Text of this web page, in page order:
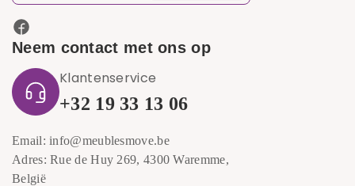
Neem contact met ons op
Klantenservice
+32 19 33 13 06
Email: info@meublesmove.be
Adres: Rue de Huy 269, 4300 Waremme,
België